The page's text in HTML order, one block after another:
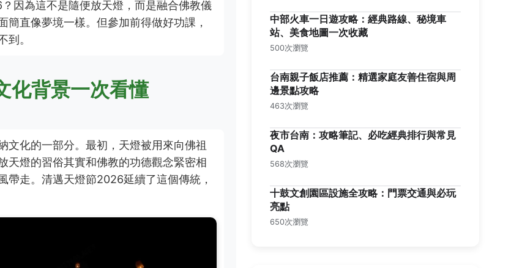
因為這不是隨便放天燈，而是融合佛教儀
直像夢境一樣。但參加前得做好功課，
到。
化背景一次看懂
文化的一部分。最初，天燈被用來向佛祖
天燈的習俗其實和佛教的功德觀念緊密相
帶走。清邁天燈節2026延續了這個傳統，
中部火車一日遊攻略：經典路線、秘境車
站、美食地圖一次收藏
500次瀏覽
台南親子飯店推薦：精選家庭友善住宿與周
邊景點攻略
463次瀏覽
夜市台南：攻略筆記、必吃經典排行與常見
QA
568次瀏覽
十鼓文創園區設施全攻略：門票交通與必玩
亮點
650次瀏覽